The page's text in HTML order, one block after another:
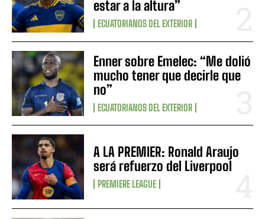
estar a la altura”
ECUATORIANOS DEL EXTERIOR
Enner sobre Emelec: “Me dolió
mucho tener que decirle que
no”
ECUATORIANOS DEL EXTERIOR
A LA PREMIER: Ronald Araujo
será refuerzo del Liverpool
PREMIERE LEAGUE